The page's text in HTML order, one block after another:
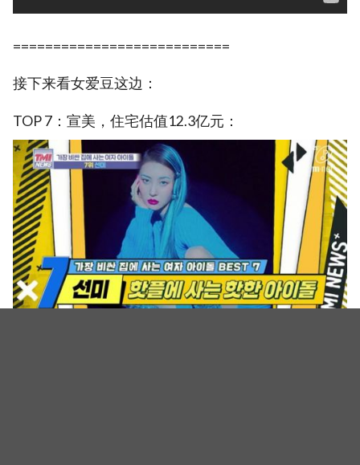
===========================
接下来看女爱豆这边：
TOP 7：宣美，住宅估值12.3亿元：